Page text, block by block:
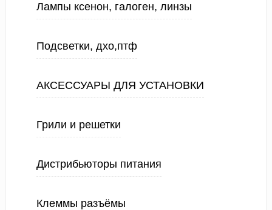
Лампы ксенон, галоген, линзы
Подсветки, дхо,птф
АКСЕССУАРЫ ДЛЯ УСТАНОВКИ
Грили и решетки
Дистрибьюторы питания
Клеммы разъёмы